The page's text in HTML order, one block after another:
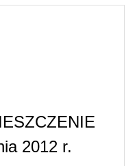
2012 r.